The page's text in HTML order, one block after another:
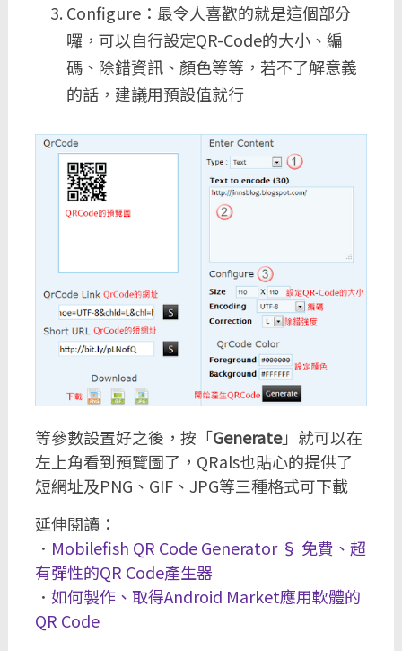
Configure：最令人喜歡的就是這個部分
囉，可以自行設定QR-Code的大小、編
碼、除錯資訊、顏色等等，若不了解意義
的話，建議用預設值就行
等參數設置好之後，按「Generate」就可以在
左上角看到預覽圖了，QRals也貼心的提供了
短網址及PNG、GIF、JPG等三種格式可下載
延伸閱讀：
． Mobilefish QR Code Generator § 免費、超
有彈性的QR Code產生器
． 如何製作、取得Android Market應用軟體的
QR Code